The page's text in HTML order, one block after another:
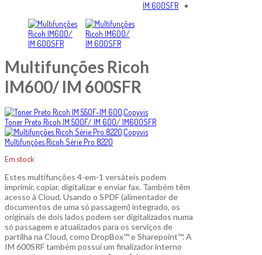
Multifunções Ricoh
IM600/ IM 600SFR
Toner Preto Ricoh IM 500F/ IM 600/ IM600SFR
Multifunções Ricoh Série Pro 8220
Em stock
Estes multifunções 4-em-1 versáteis podem
imprimir, copiar, digitalizar e enviar fax. Também têm
acesso à Cloud. Usando o SPDF (alimentador de
documentos de uma só passagem) integrado, os
originais de dois lados podem ser digitalizados numa
só passagem e atualizados para os serviços de
partilha na Cloud, como DropBox™ e Sharepoint™. A
IM 600SRF também possui um finalizador interno